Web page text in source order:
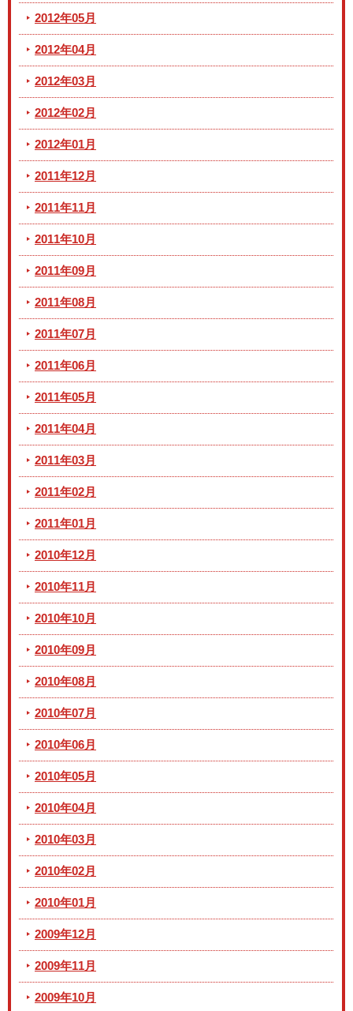
2012年05月
2012年04月
2012年03月
2012年02月
2012年01月
2011年12月
2011年11月
2011年10月
2011年09月
2011年08月
2011年07月
2011年06月
2011年05月
2011年04月
2011年03月
2011年02月
2011年01月
2010年12月
2010年11月
2010年10月
2010年09月
2010年08月
2010年07月
2010年06月
2010年05月
2010年04月
2010年03月
2010年02月
2010年01月
2009年12月
2009年11月
2009年10月